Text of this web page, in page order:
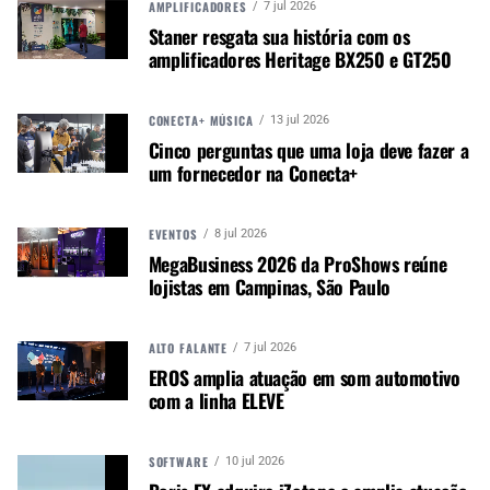
Autor:Redação M&M
AMPLIFICADORES 7 jul 2026
Staner resgata sua história com os
amplificadores Heritage BX250 e GT250
CONECTA+ MÚSICA 13 jul 2026
Cinco perguntas que uma loja deve fazer a
um fornecedor na Conecta+
EVENTOS 8 jul 2026
MegaBusiness 2026 da ProShows reúne
lojistas em Campinas, São Paulo
ALTO FALANTE 7 jul 2026
EROS amplia atuação em som automotivo
com a linha ELEVE
SOFTWARE 10 jul 2026